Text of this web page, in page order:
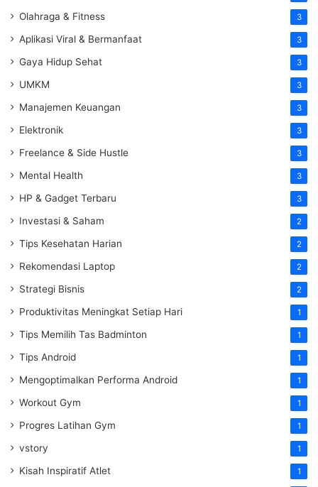
Olahraga & Fitness 3
Aplikasi Viral & Bermanfaat 3
Gaya Hidup Sehat 3
UMKM 3
Manajemen Keuangan 3
Elektronik 3
Freelance & Side Hustle 3
Mental Health 3
HP & Gadget Terbaru 3
Investasi & Saham 2
Tips Kesehatan Harian 2
Rekomendasi Laptop 2
Strategi Bisnis 2
Produktivitas Meningkat Setiap Hari 1
Tips Memilih Tas Badminton 1
Tips Android 1
Mengoptimalkan Performa Android 1
Workout Gym 1
Progres Latihan Gym 1
vstory 1
Kisah Inspiratif Atlet 1